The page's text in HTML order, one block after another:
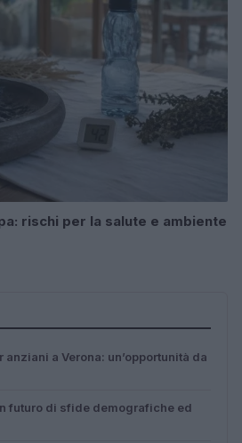
rischi per la salute e ambiente
a Verona: un’opportunità da
futuro di sfide demografiche ed